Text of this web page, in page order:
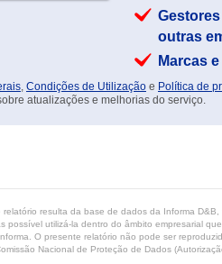
outras
Marcas
, Condições de Utilização e Política de
atualizações e melhorias do serviço.
resulta da base de dados da Informa
possível utilizá-la dentro do âmbito empresarial
O presente relatório não pode ser
Nacional de Proteção de Dados